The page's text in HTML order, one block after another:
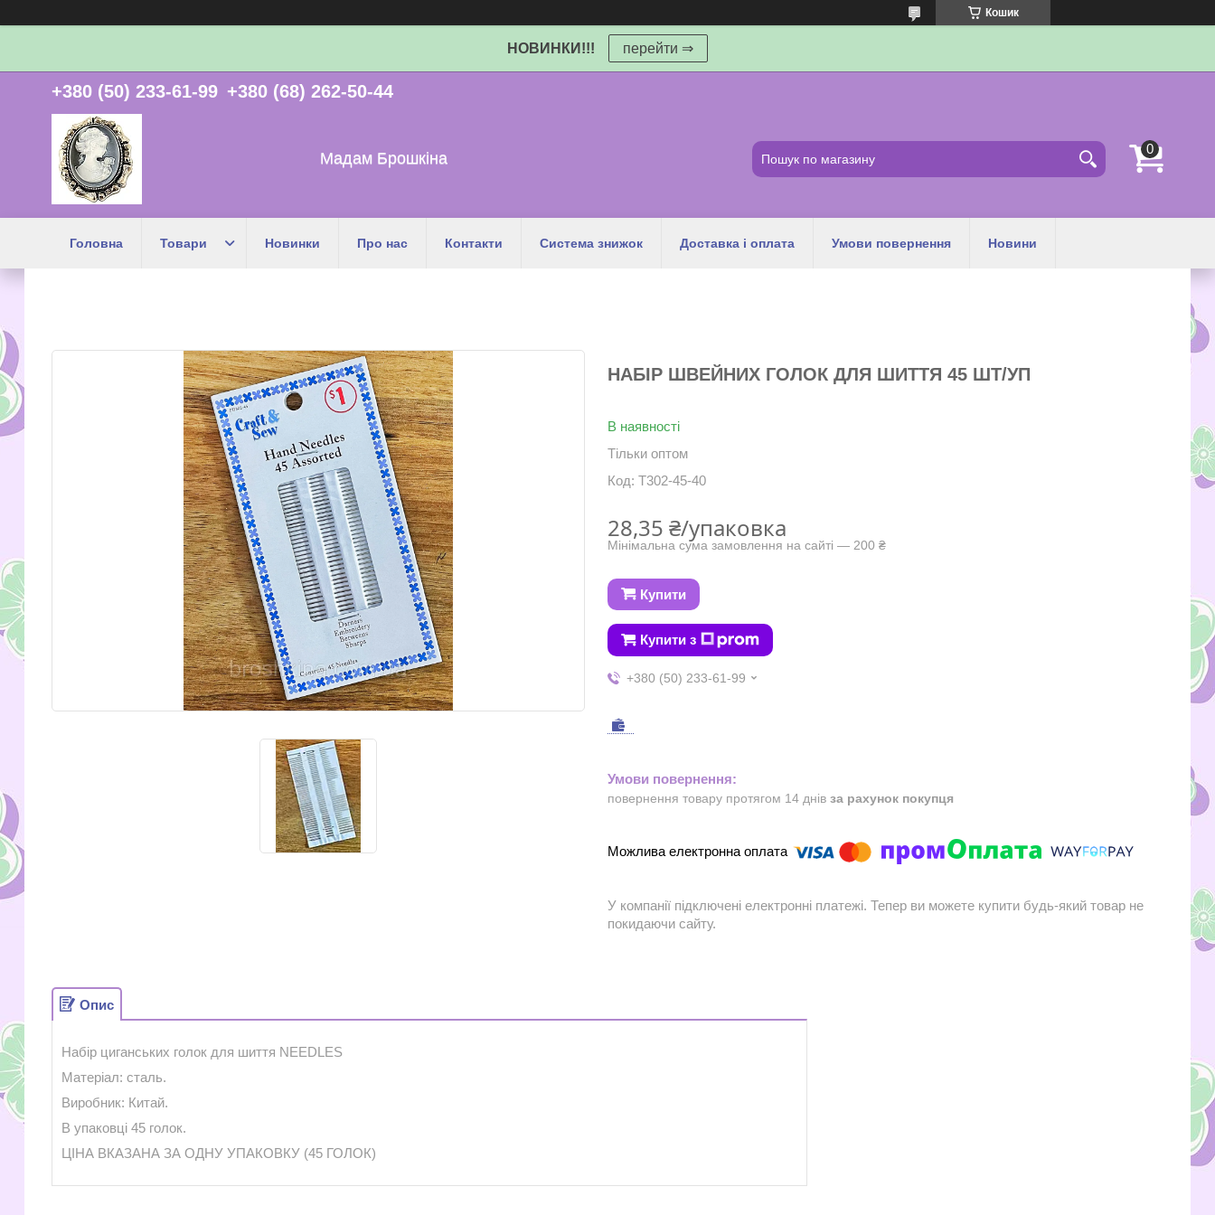
Кошик
НОВИНКИ!!! перейти ⇒
+380 (50) 233-61-99 +380 (68) 262-50-44
Мадам Брошкіна
Головна Товари Новинки Про нас Контакти Система знижок Доставка і оплата Умови повернення Новини
НАБІР ШВЕЙНИХ ГОЛОК ДЛЯ ШИТТЯ 45 ШТ/УП
В наявності
Тільки оптом
Код: Т302-45-40
28,35 ₴/упаковка
Мінімальна сума замовлення на сайті — 200 ₴
Купити
Купити з
+380 (50) 233-61-99
повернення товару протягом 14 днів за рахунок покупця
У компанії підключені електронні платежі. Тепер ви можете купити будь-який товар не
покидаючи сайту.
Опис
Набір циганських голок для шиття NEEDLES
Матеріал: сталь.
Виробник: Китай.
В упаковці 45 голок.
ЦІНА ВКАЗАНА ЗА ОДНУ УПАКОВКУ (45 ГОЛОК)